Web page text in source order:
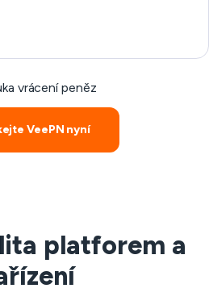
vrácení peněz
VeePN nyní
platforem a